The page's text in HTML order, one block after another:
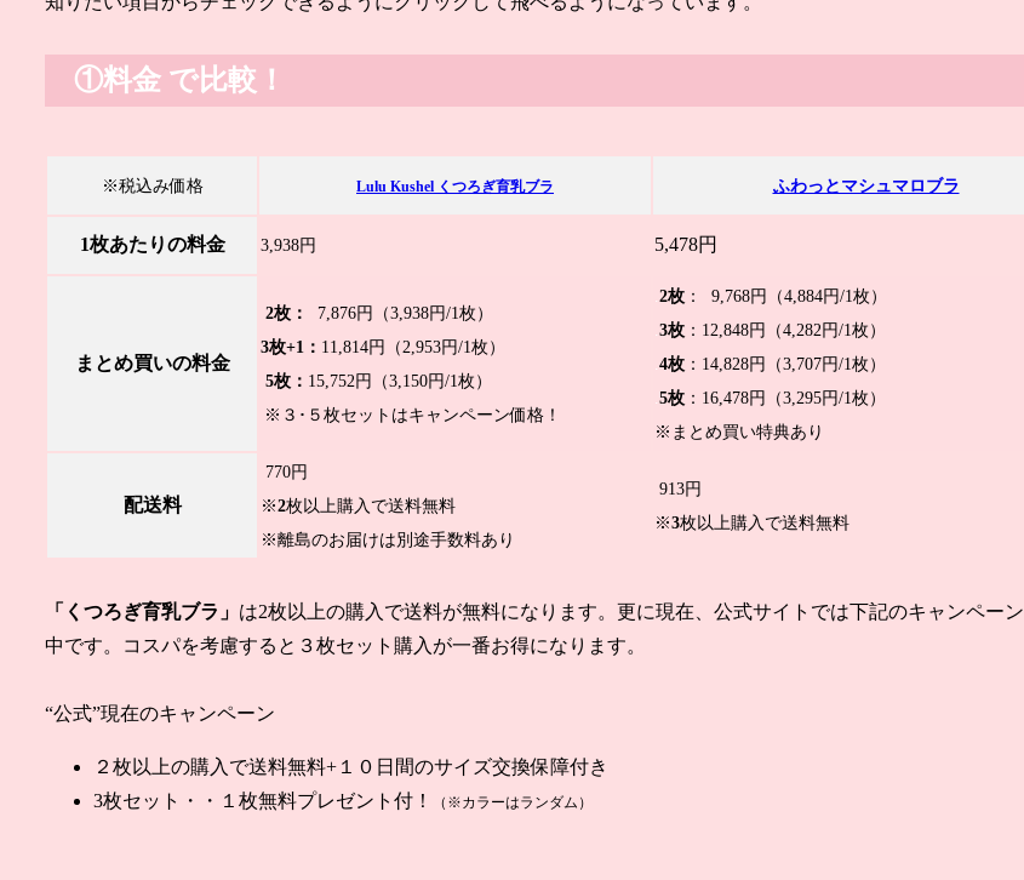
①料金 で比較！
※税込み価格 Lulu Kushel くつろぎ育乳ブラ ふわっとマシュマロブラ
1枚あたりの料金 3,938円 5,478円
まとめ買いの料金
2枚：
7,876円（3,938円/1枚）
3枚+1： 11,814円
（2,953円/1枚）
5枚： 15,752円
（3,150円/1枚）
※３･５枚セットはキャンペーン価格！
2枚 ： 9,768円（4,884円/1枚）
3枚 ：12,848円（4,282円/1枚）
4枚 ：14,828円（3,707円/1枚）
5枚 ：16,478円（3,295円/1枚）
※まとめ買い特典あり
配送料
770円
※2枚以上購入で送料無料
※離島のお届けは別途手数料あり
913円
※3枚以上購入で送料無料
「くつろぎ育乳ブラ」 は2枚以上の購入で送料が無料になります。更に現在、 公式サイト では下記のキャンペーン
中です。コスパを考慮すると３枚セット購入が一番お得になります。
“公式”現在のキャンペーン
２枚以上の購入 で送料無料+ １０日間のサイズ交換保障付き
3枚セット・・ １枚無料プレゼント付！ （※カラーはランダム）